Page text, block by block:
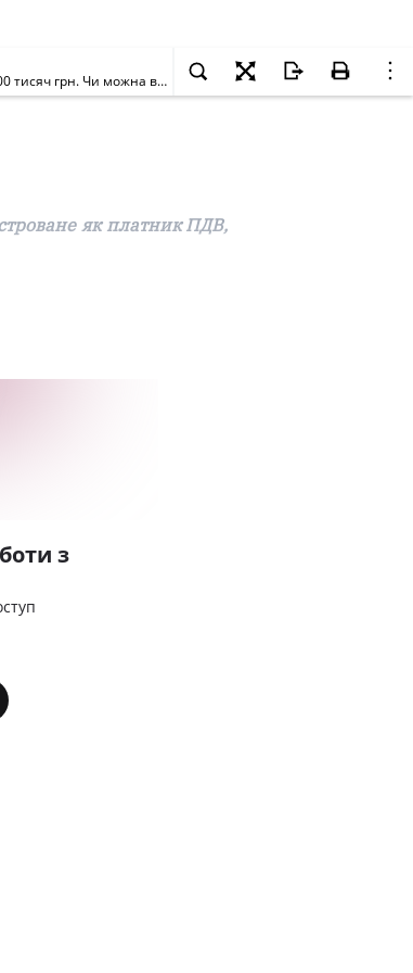
Наше підприємство – платник податку па прибуток при імпорті товарів сплачує ПДВ, але не зареєстроване як платник ПДВ, тому що не досягло обсягу 300 тисяч грн. Чи можна включати до собівартості суми ПДВ, сплачені під час розмитнення імпортних товарів?
як платник ПДВ,
з